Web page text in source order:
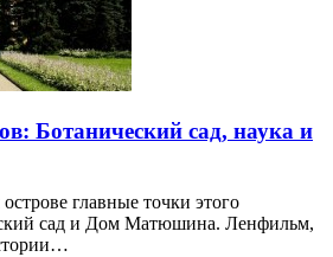
Ботанический сад, наука и
главные точки этого
сад и Дом Матюшина. Ленфильм,